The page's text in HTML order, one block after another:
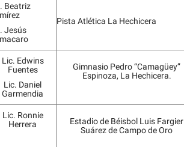
Beatriz
Jesús
Pista Atlética La Hechicera
Lic. Edwins
Fuentes
Lic. Daniel
Garmendia
Gimnasio Pedro “Camagüey”
Espinoza, La Hechicera.
Lic. Ronnie
Herrera
Estadio de Béisbol Luis Fargier
Suárez de Campo de Oro